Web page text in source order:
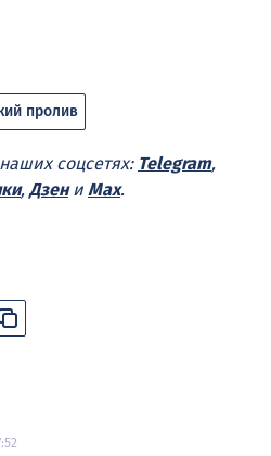
пролив
соцсетях: Telegram,
, Дзени Max.